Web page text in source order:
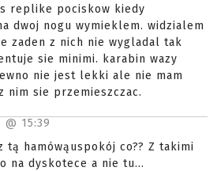
replike pociskow kiedy
dwoj nogu wymieklem. widzialem
zaden z nich nie wygladal tak
sie minimi. karabin wazy
nie jest lekki ale nie mam
nim sie przemieszczac.
@ 15:39
tą hamówąuspokój co?? Z takimi
na dyskotece a nie tu...